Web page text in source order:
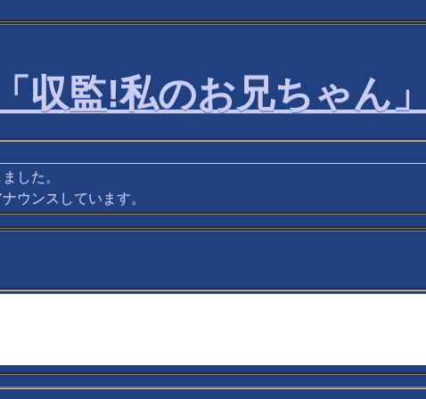
収監!私のお兄ちゃん
した。
ウンスしています。